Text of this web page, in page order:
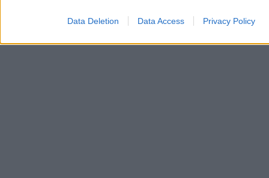
Data Deletion Data Access Privacy Policy